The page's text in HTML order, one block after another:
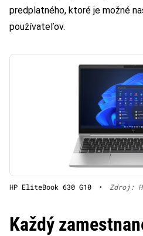
predplatného, ktoré je možné
používateľov.
HP EliteBook 630 G10 • Zdroj:
Každý